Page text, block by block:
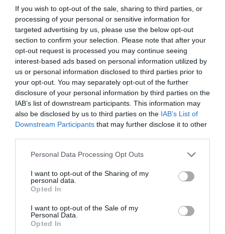
If you wish to opt-out of the sale, sharing to third parties, or
processing of your personal or sensitive information for
targeted advertising by us, please use the below opt-out
section to confirm your selection. Please note that after your
opt-out request is processed you may continue seeing
interest-based ads based on personal information utilized by
us or personal information disclosed to third parties prior to
your opt-out. You may separately opt-out of the further
disclosure of your personal information by third parties on the
IAB’s list of downstream participants. This information may
also be disclosed by us to third parties on the IAB’s List of
Downstream Participants that may further disclose it to other
Please note that this website/app uses one or more Google
not limited to your visit or usage behaviour. You may click to
grant or deny consent to Google and its third-party tags to
use your data for below specified purposes in below Google
consent section.
Personal Data Processing Opt Outs
I want to opt-out of the Sharing of my
personal data.
Opted In
I want to opt-out of the Sale of my
Personal Data.
Opted In
ΚΕΔΙΒΙΜ
Καταχωρήστε την Θέσης Εργασίας
Κλείστε online ραντεβού!
Μέντορες
Μεταπτυχιακά Προγράμματα
Μεταπτυχιακά Προγράμματα
Μεταπτυχιακά Προγράμματα στο ΕΛΜΕΠΑ
Μεταπτυχιακά στην Ελλάδα
Μεταπτυχιακές Σπουδές στο ΕΛΜΕΠΑ
Νέα
Νέα & Εκδηλώσεις
Νέα – Ανακοινώσεις
Νέα – Ανακοινώσεις
Νέο Βιογραφικό